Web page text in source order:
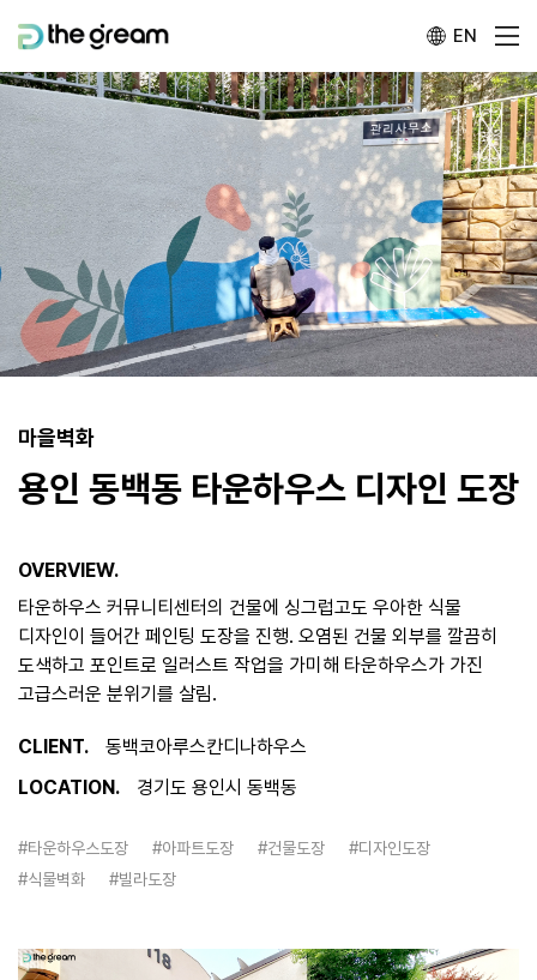
EN
마을벽화
용인 동백동 타운하우스 디자인 도장
OVERVIEW.
타운하우스 커뮤니티센터의 건물에 싱그럽고도 우아한 식물
디자인이 들어간 페인팅 도장을 진행. 오염된 건물 외부를 깔끔히
도색하고 포인트로 일러스트 작업을 가미해 타운하우스가 가진
고급스러운 분위기를 살림.
CLIENT.
동백코아루스칸디나하우스
LOCATION.
경기도 용인시 동백동
#타운하우스도장 #아파트도장 #건물도장
#디자인도장
#식물벽화
#빌라도장